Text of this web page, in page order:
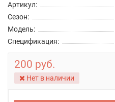
Артикул:
Сезон:
Модель:
Спецификация:
200 руб.
Нет в наличии